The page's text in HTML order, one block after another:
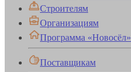
Строителям
Организациям
Программа «Новосёл»
Поставщикам